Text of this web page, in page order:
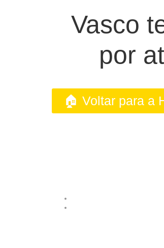
Vasco
por
🏠 Voltar para a